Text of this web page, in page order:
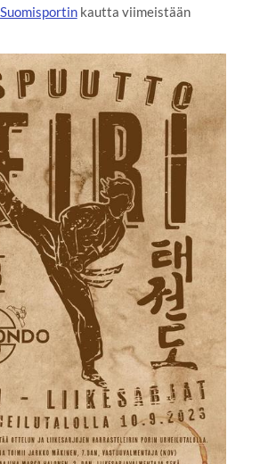
Suomisportinkautta viimeistään